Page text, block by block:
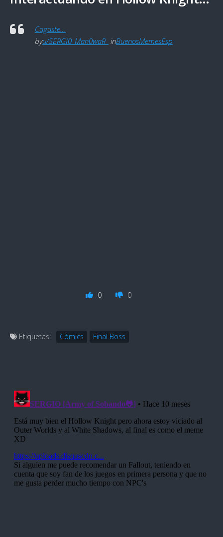
Cagaste…
byu/SERGI0_Man0waR_ inBuenosMemesEsp
0 0
Etiquetas: Cómics Final Boss